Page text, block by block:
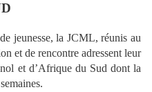
jeunesse, la JCML, réunis au
et de rencontre adressent leur
et d’Afrique du Sud dont la